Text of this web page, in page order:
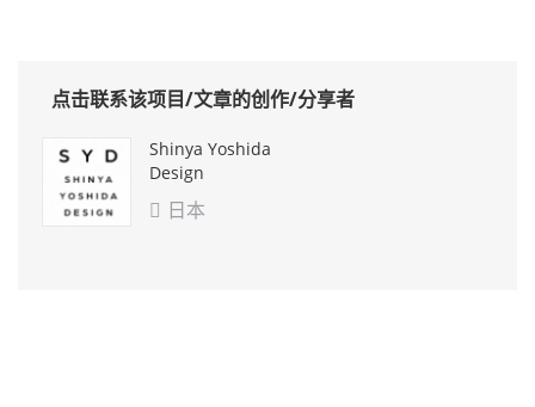
点击联系该项目/文章的创作/分享者
Shinya Yoshida
Design
 日本